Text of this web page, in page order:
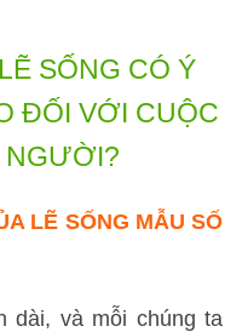
LẼ SỐNG CÓ Ý
ĐỐI VỚI CUỘC
NGƯỜI?
LẼ SỐNG MẪU SỐ
dài, và mỗi chúng ta